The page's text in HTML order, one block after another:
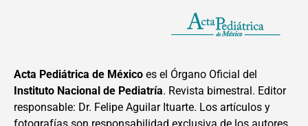
Acta Pediátrica de México es el Órgano Oficial del
Instituto Nacional de Pediatría. Revista bimestral. Editor
responsable: Dr. Felipe Aguilar Ituarte. Los artículos y
fotografías son responsabilidad exclusiva de los autores.